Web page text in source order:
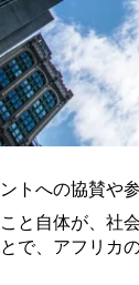
トへの協賛や
と自体が、社
で、アフリカ